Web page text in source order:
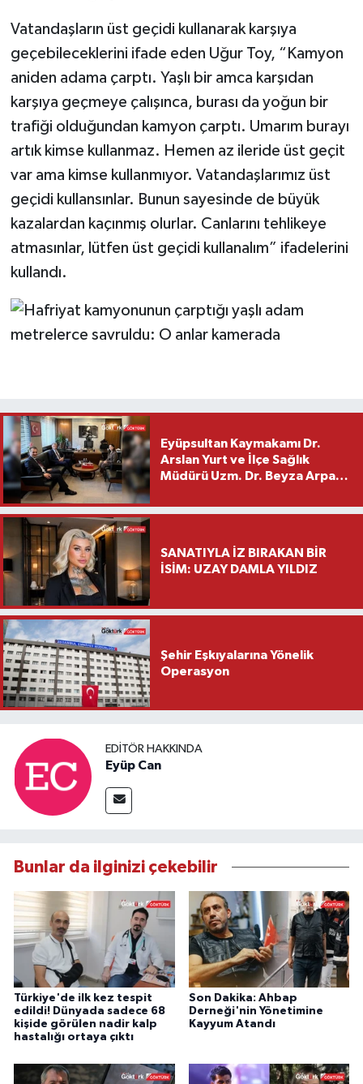
Vatandaşların üst geçidi kullanarak karşıya
geçebileceklerini ifade eden Uğur Toy, “Kamyon
aniden adama çarptı. Yaşlı bir amca karşıdan
karşıya geçmeye çalışınca, burası da yoğun bir
trafiği olduğundan kamyon çarptı. Umarım burayı
artık kimse kullanmaz. Hemen az ileride üst geçit
var ama kimse kullanmıyor. Vatandaşlarımız üst
geçidi kullansınlar. Bunun sayesinde de büyük
kazalardan kaçınmış olurlar. Canlarını tehlikeye
atmasınlar, lütfen üst geçidi kullanalım” ifadelerini
kullandı.
Eyüpsultan Kaymakamı Dr.
Arslan Yurt ve İlçe Sağlık
Müdürü Uzm. Dr. Beyza Arpacı
Ziyareti
SANATIYLA İZ BIRAKAN BİR
İSİM: UZAY DAMLA YILDIZ
Şehir Eşkıyalarına Yönelik
Operasyon
EDITÖR HAKKINDA
Eyüp Can
Bunlar da ilginizi çekebilir
Türkiye'de ilk kez tespit
edildi! Dünyada sadece 68
kişide görülen nadir kalp
hastalığı ortaya çıktı
Son Dakika: Ahbap
Derneği'nin Yönetimine
Kayyum Atandı